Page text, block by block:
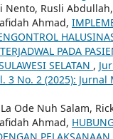
Nento, Rusli
Ahmad,
PADA
SELATAN ,
3 No. 2 (2025):
Ode Nuh Salam,
Ahmad,